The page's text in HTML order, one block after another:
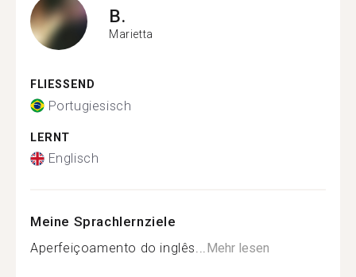
B.
Marietta
FLIESSEND
Portugiesisch
LERNT
Englisch
Meine Sprachlernziele
Aperfeiçoamento do inglês...Mehr lesen